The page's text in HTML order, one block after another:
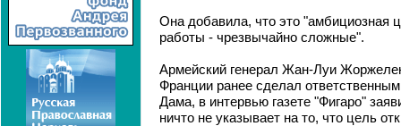
Она добавила, что это "амбициозная
работы - чрезвычайно сложные".
Армейский генерал Жан-Луи
Франции ранее сделал
Дама, в интервью газете "Фигаро"
ничто не указывает на то, что цель